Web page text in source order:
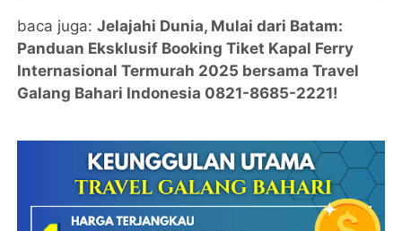
baca juga:Jelajahi Dunia, Mulai dari Batam:
Panduan Eksklusif Booking Tiket Kapal Ferry
Internasional Termurah 2025 bersama Travel
Galang Bahari Indonesia 0821-8685-2221!